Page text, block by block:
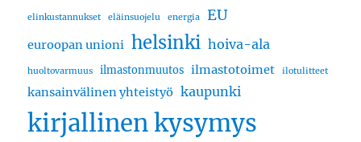
elinkustannukset eläinsuojelu energia EU
euroopan unioni helsinki hoiva-ala
huoltovarmuus ilmastonmuutos ilmastotoimet ilotulitteet
kansainvälinen yhteistyö kaupunki
kirjallinen kysymys